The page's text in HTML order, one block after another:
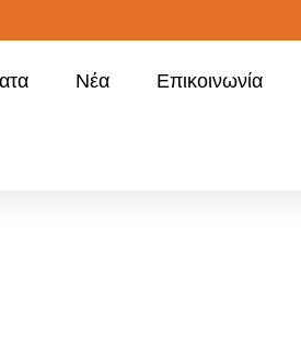
Νέα Επικοινωνία